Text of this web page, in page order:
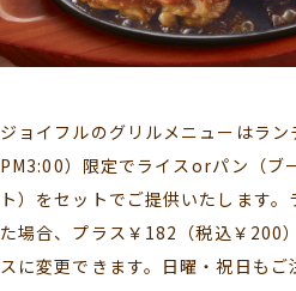
ジョイフルのグリルメニューはラ
PM3:00）限定でライスorパン（ブ
ト）をセットでご提供いたします
た場合、プラス￥182（税込￥200
スに変更できます。日曜・祝日もご